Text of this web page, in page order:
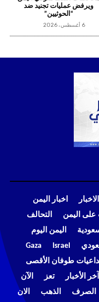
اخبار اليمن
على اليمن
التحالف
اليمن اليوم
Israel
Gaza
طوفان الأقصى
آخر الأخبار تعز
الآن
الصرف الذهب الان